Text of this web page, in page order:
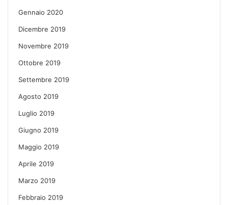
Gennaio 2020
Dicembre 2019
Novembre 2019
Ottobre 2019
Settembre 2019
Agosto 2019
Luglio 2019
Giugno 2019
Maggio 2019
Aprile 2019
Marzo 2019
Febbraio 2019